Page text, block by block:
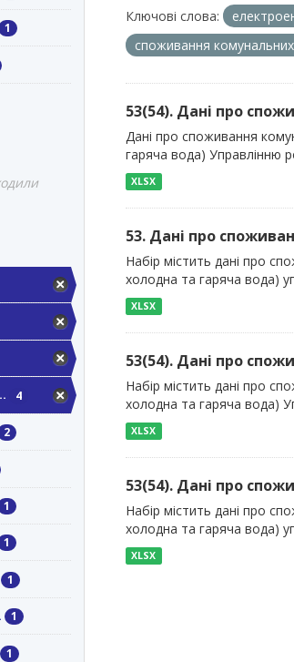
1
4
2
1
1
1
1
1
Ключові слова:
споживання комунальних
53(54). Дані про
Дані про споживання
гаряча вода) Управлінню
XLSX
53. Дані про
Набір містить дані про
холодна та гаряча вода)
XLSX
53(54). Дані про
Набір містить дані про
холодна та гаряча вода)
XLSX
53(54). Дані про
Набір містить дані про
холодна та гаряча вода)
XLSX